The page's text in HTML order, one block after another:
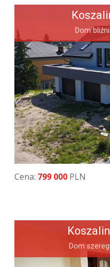
Dom
Cena: 799 000 PLN
Dom